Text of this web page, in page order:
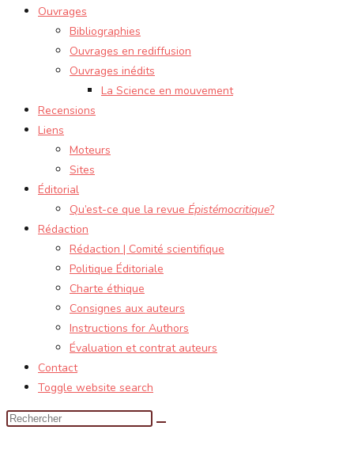
Ouvrages
Bibliographies
Ouvrages en rediffusion
Ouvrages inédits
La Science en mouvement
Recensions
Liens
Moteurs
Sites
Éditorial
Qu’est-ce que la revue Épistémocritique?
Rédaction
Rédaction | Comité scientifique
Politique Éditoriale
Charte éthique
Consignes aux auteurs
Instructions for Authors
Évaluation et contrat auteurs
Contact
Toggle website search